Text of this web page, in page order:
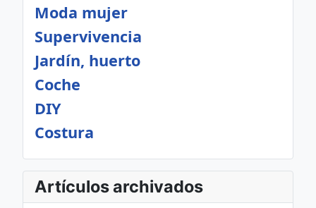
Moda mujer
Supervivencia
Jardín, huerto
Coche
DIY
Costura
Artículos archivados